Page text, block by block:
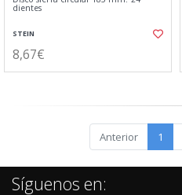
dientes
STEIN
8,67€
Anterior 1
Síguenos en: